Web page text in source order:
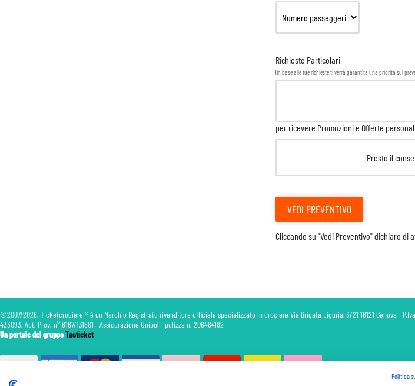
Richieste Particolari
(in base alle tue richieste ti verrà garantita una priorità sul
per ricevere Promozioni e Offerte
Presto il
VEDI PREVENTIVO
Cliccando su "Vedi Preventivo" dichiaro di
©2007/2026. Ticketcrociere ® è un Marchio Registrato rivenditore ufficiale specializzato in crociere Via Brigata Liguria, 3/21 16121 Genova -
433093. Aut. Prov. n° 6167/131601 - Assicurazione Unipol - polizza n. 206484182
Un portale del gruppoTaoticket
Politica